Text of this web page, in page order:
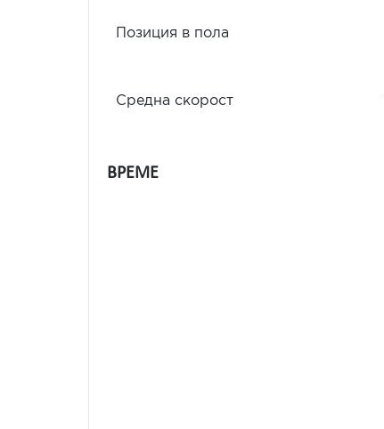
Позиция в пола
Средна скорост
ВРЕМЕ